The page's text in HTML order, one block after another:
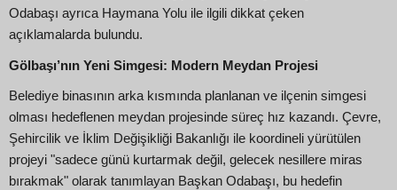
Odabaşı ayrıca Haymana Yolu ile ilgili dikkat çeken
açıklamalarda bulundu.
Gölbaşı’nın Yeni Simgesi: Modern Meydan Projesi
Belediye binasının arka kısmında planlanan ve ilçenin simgesi
olması hedeflenen meydan projesinde süreç hız kazandı. Çevre,
Şehircilik ve İklim Değişikliği Bakanlığı ile koordineli yürütülen
projeyi "sadece günü kurtarmak değil, gelecek nesillere miras
bırakmak" olarak tanımlayan Başkan Odabaşı, bu hedefin